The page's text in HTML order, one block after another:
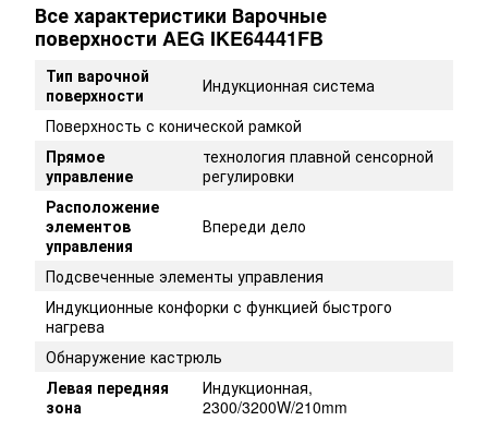
Все характеристики Варочные
поверхности AEG IKE64441FB
Тип варочной
поверхности
Индукционная система
Поверхность с конической рамкой
Прямое
управление
технология плавной сенсорной
регулировки
Расположение
элементов
управления
Впереди дело
Подсвеченные элементы управления
Индукционные конфорки с функцией быстрого
нагрева
Обнаружение кастрюль
Левая передняя
зона
Индукционная,
2300/3200W/210mm